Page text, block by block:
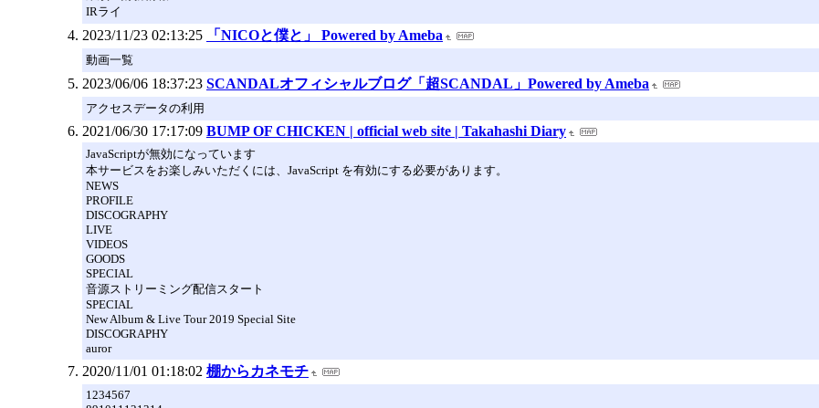
IRライ
2023/11/23 02:13:25 「NICOと僕と」 Powered by Ameba
動画一覧
2023/06/06 18:37:23 SCANDALオフィシャルブログ「超SCANDAL」Powered by Ameba
アクセスデータの利用
2021/06/30 17:17:09 BUMP OF CHICKEN | official web site | Takahashi Diary
JavaScriptが無効になっています
本サービスをお楽しみいただくには、JavaScript を有効にする必要があります。
NEWS
PROFILE
DISCOGRAPHY
LIVE
VIDEOS
GOODS
SPECIAL
音源ストリーミング配信スタート
SPECIAL
New Album & Live Tour 2019 Special Site
DISCOGRAPHY
auror
2020/11/01 01:18:02 棚からカネモチ
1234567